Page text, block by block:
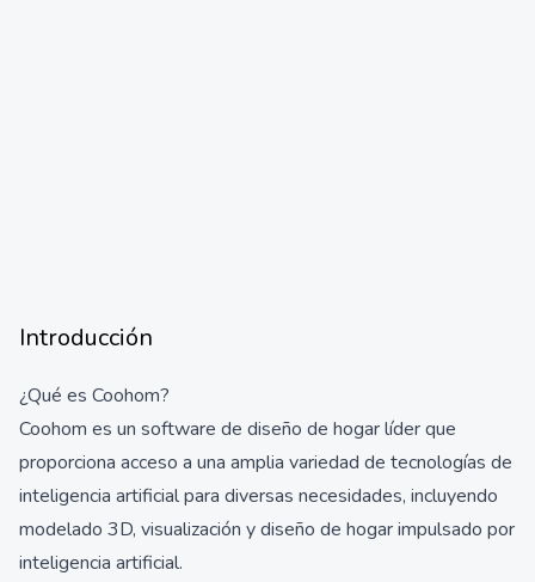
Introducción
¿Qué es Coohom?
Coohom es un software de diseño de hogar líder que
proporciona acceso a una amplia variedad de tecnologías de
inteligencia artificial para diversas necesidades, incluyendo
modelado 3D, visualización y diseño de hogar impulsado por
inteligencia artificial.